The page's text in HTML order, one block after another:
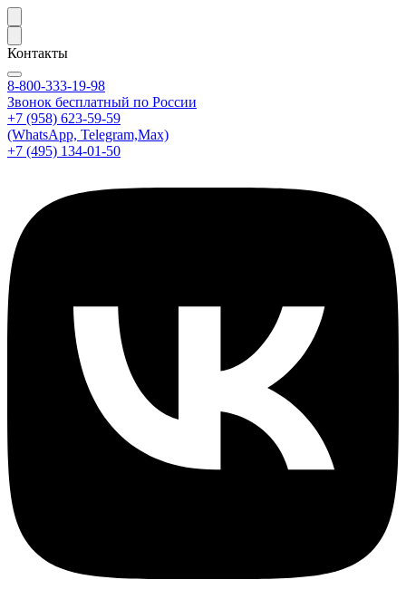
Контакты
8-800-333-19-98
Звонок бесплатный по России
+7 (958) 623-59-59
(WhatsApp, Telegram,Max)
+7 (495) 134-01-50